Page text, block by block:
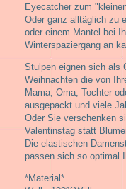
Eyecatcher zum
Oder ganz alltäglich zu
oder einem Mantel bei
Winterspaziergang an
Stulpen eignen sich als
Weihnachten die von
Mama, Oma, Tochter
ausgepackt und viele
Oder Sie verschenken
Valentinstag statt
Die elastischen
passen sich so optimal
*Material*